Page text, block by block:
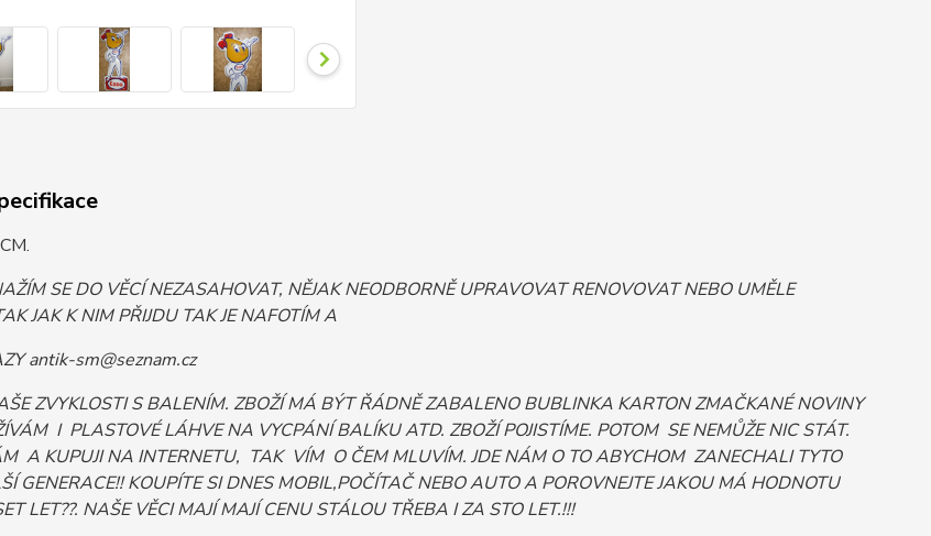
SE DO VĚCÍ NEZASAHOVAT, NĚJAK NEODBORNĚ UPRAVOVAT RENOVOVAT NEBO UMĚLE
JAK K NIM PŘIJDU TAK JE NAFOTÍM A
antik-sm@seznam.cz
ZVYKLOSTI S BALENÍM. ZBOŽÍ MÁ BÝT ŘÁDNĚ ZABALENO BUBLINKA KARTON ZMAČKANÉ NOVINY
I PLASTOVÉ LÁHVE NA VYCPÁNÍ BALÍKU ATD. ZBOŽÍ POJISTÍME. POTOM SE NEMŮŽE NIC STÁT.
A KUPUJI NA INTERNETU, TAK VÍM O ČEM MLUVÍM. JDE NÁM O TO ABYCHOM ZANECHALI TYTO
GENERACE!! KOUPÍTE SI DNES MOBIL,POČÍTAČ NEBO AUTO A POROVNEJTE JAKOU MÁ HODNOTU
LET??. NAŠE VĚCI MAJÍ MAJÍ CENU STÁLOU TŘEBA I ZA STO LET.!!!